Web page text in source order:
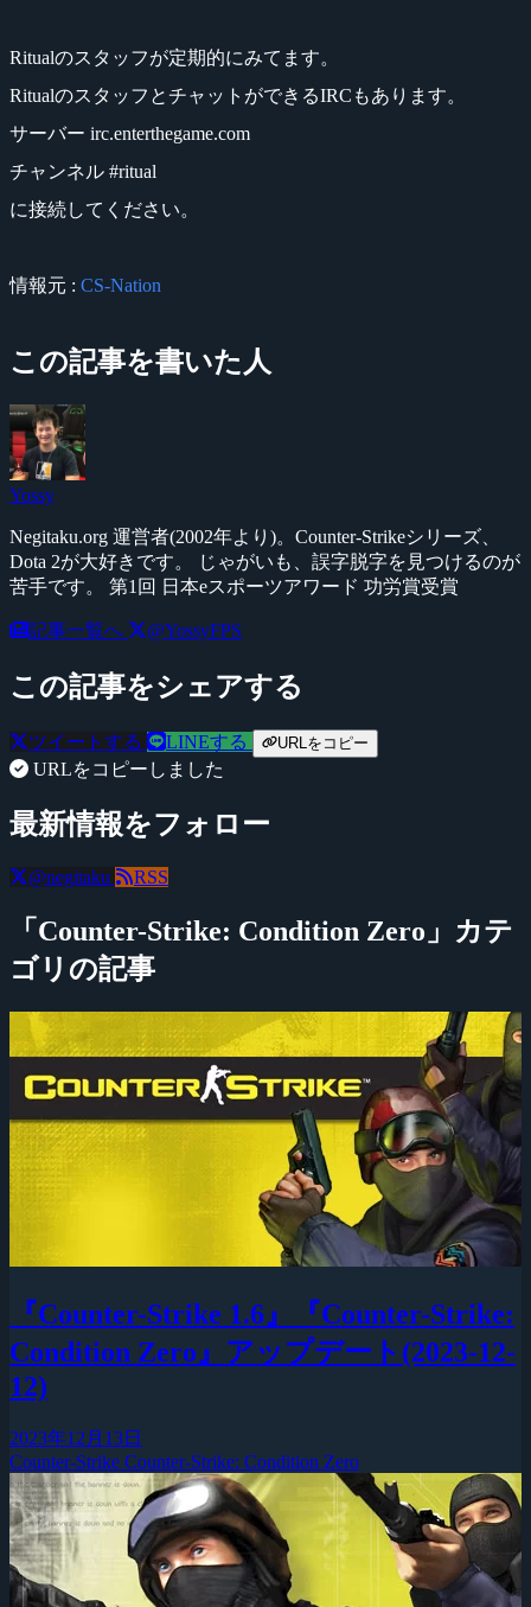
Ritualのスタッフが定期的にみてます。
RitualのスタッフとチャットができるIRCもあります。
サーバー irc.enterthegame.com
チャンネル #ritual
に接続してください。
情報元 : CS-Nation
この記事を書いた人
Yossy
Negitaku.org 運営者(2002年より)。Counter-Strikeシリーズ、
Dota 2が大好きです。 じゃがいも、誤字脱字を見つけるのが
苦手です。 第1回 日本eスポーツアワード 功労賞受賞
記事一覧へ @YossyFPS
この記事をシェアする
ツイートする LINEする URLをコピー
URLをコピーしました
最新情報をフォロー
@negitaku RSS
「Counter-Strike: Condition Zero」カテ
ゴリの記事
『Counter-Strike 1.6』『Counter-Strike:
Condition Zero』アップデート(2023-12-
12)
2023年12月13日
Counter-Strike Counter-Strike: Condition Zero